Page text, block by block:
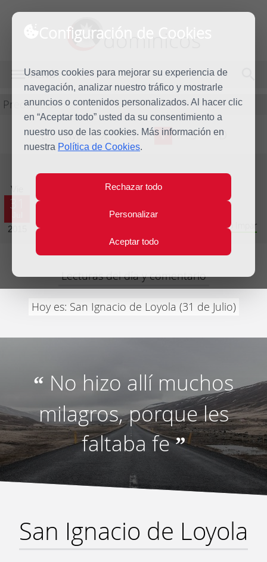
Configuración de Cookies
Usamos cookies para mejorar su experiencia de
navegación, analizar nuestro tráfico y mostrarle
anuncios o contenidos personalizados. Al hacer clic
en “Aceptar todo” usted da su consentimiento a
nuestro uso de las cookies. Más información en
nuestra Política de Cookies.
Rechazar todo
Personalizar
Aceptar todo
dominicos
MENÚ
Predicación
L M X J V S D
Vie
31
2015
Evangelio del día
Decimoséptima semana del Tiempo Ordinario - Año Impar
Lecturas del día y comentario
Hoy es: San Ignacio de Loyola (31 de Julio)
“ No hizo allí muchos
milagros, porque les
faltaba fe”
San Ignacio de Loyola